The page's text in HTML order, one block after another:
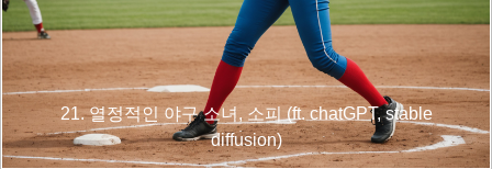
21. 열정적인 야구 소녀, 소피 (ft. chatGPT, stable
diffusion)